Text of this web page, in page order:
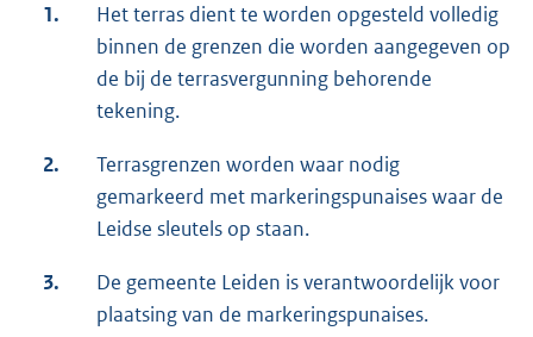
1.
Het terras dient te worden opgesteld volledig
binnen de grenzen die worden aangegeven op
de bij de terrasvergunning behorende
tekening.
2.
Terrasgrenzen worden waar nodig
gemarkeerd met markeringspunaises waar de
Leidse sleutels op staan.
3.
De gemeente Leiden is verantwoordelijk voor
plaatsing van de markeringspunaises.